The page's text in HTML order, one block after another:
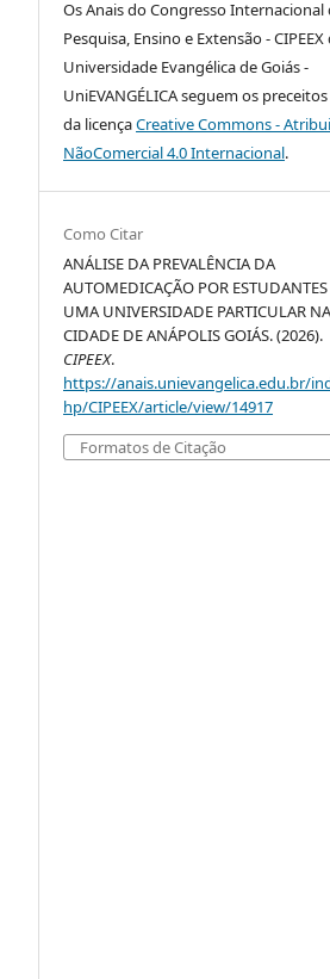
Os Anais do Congresso Internacional
Pesquisa, Ensino e Extensão - CIPEEX
Universidade Evangélica de Goiás -
UniEVANGÉLICA seguem os
da licençaCreative Commons -
NãoComercial 4.0 Internacional.
Como Citar
ANÁLISE DA PREVALÊNCIA DA
AUTOMEDICAÇÃO POR
UMA UNIVERSIDADE PARTICULAR
CIDADE DE ANÁPOLIS GOIÁS. (2026).
CIPEEX.
https://anais.unievangelica.edu.br/
hp/CIPEEX/article/view/14917
Formatos de Citação